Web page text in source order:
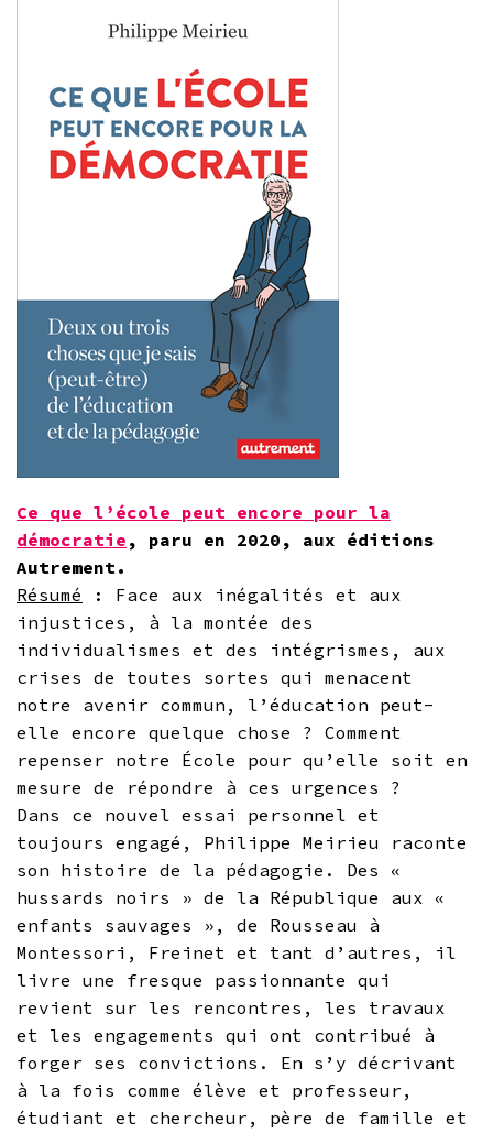
Ce que l’école peut encore pour la
démocratie , paru en 2020, aux éditions
Autrement.
Résumé : Face aux inégalités et aux
injustices, à la montée des
individualismes et des intégrismes, aux
crises de toutes sortes qui menacent
notre avenir commun, l’éducation peut-
elle encore quelque chose ? Comment
repenser notre École pour qu’elle soit en
mesure de répondre à ces urgences ?
Dans ce nouvel essai personnel et
toujours engagé, Philippe Meirieu raconte
son histoire de la pédagogie. Des «
hussards noirs » de la République aux «
enfants sauvages », de Rousseau à
Montessori, Freinet et tant d’autres, il
livre une fresque passionnante qui
revient sur les rencontres, les travaux
et les engagements qui ont contribué à
forger ses convictions. En s’y décrivant
à la fois comme élève et professeur,
étudiant et chercheur, père de famille et